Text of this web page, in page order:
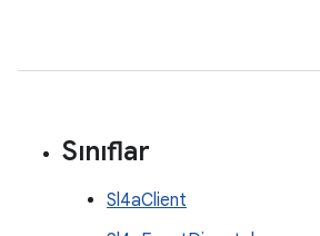
Sınıflar
Sl4aClient